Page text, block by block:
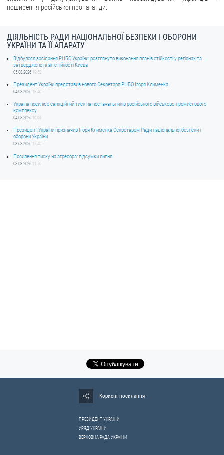
поширення російської пропаганди.
ДІЯЛЬНІСТЬ РАДИ НАЦІОНАЛЬНОЇ БЕЗПЕКИ І ОБОРОНИ
УКРАЇНИ ТА ЇЇ АПАРАТУ
Відбулося засідання РНБО України: розглянуто виконання планів стійкості у регіонах та
затверджено план стійкості Києва
05.08.2026 19:52
Президент України представив нового Секретаря РНБО Ігоря Клименка
04.08.2026 18:40
Україна посилює санкційний тиск на постачальників російського військово-промислового
комплексу
04.08.2026 10:06
Президент України призначив Ігоря Клименка Секретарем Ради національної безпеки і
оборони України
03.08.2026 17:40
Посилення тиску на агресора: підсумки липня
03.08.2026 11:50
Корисні посилання
ПРЕЗИДЕНТ УКРАЇНИ
УРЯД УКРАЇНИ
ВЕРХОВНА РАДА УКРАЇНИ